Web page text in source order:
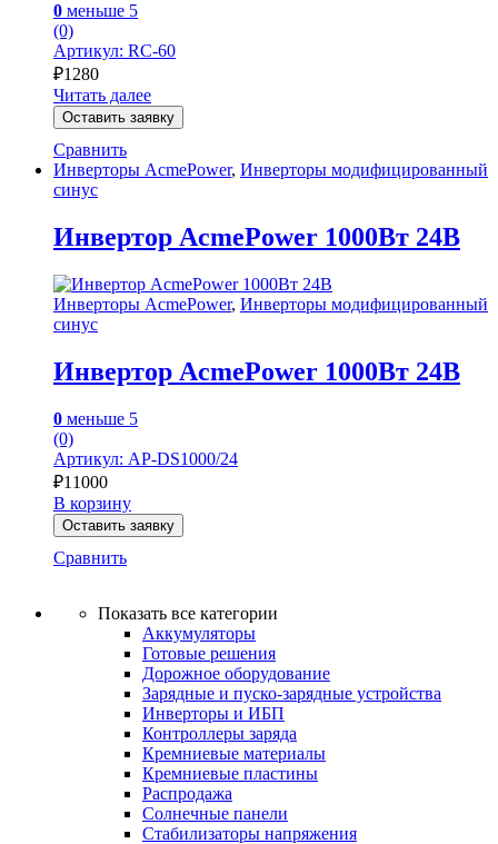
0 меньше 5
(0)
Артикул: RC-60
₽1280
Читать далее
Оставить заявку
Сравнить
Инверторы AcmePower, Инверторы модифицированный
синус
Инвертор AcmePower 1000Вт 24В
Инверторы AcmePower, Инверторы модифицированный
синус
Инвертор AcmePower 1000Вт 24В
0 меньше 5
(0)
Артикул: AP-DS1000/24
₽11000
В корзину
Оставить заявку
Сравнить
Показать все категории
Аккумуляторы
Готовые решения
Дорожное оборудование
Зарядные и пуско-зарядные устройства
Инверторы и ИБП
Контроллеры заряда
Кремниевые материалы
Кремниевые пластины
Распродажа
Солнечные панели
Стабилизаторы напряжения